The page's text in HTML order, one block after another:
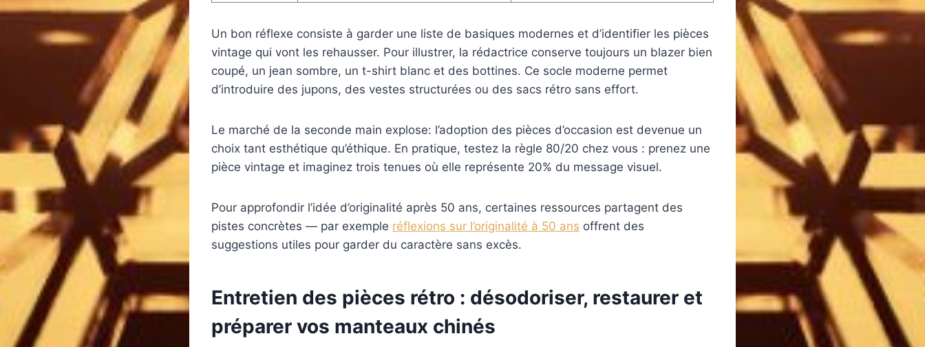
Un bon réflexe consiste à garder une liste de basiques modernes et d’identifier les pièces
vintage qui vont les rehausser. Pour illustrer, la rédactrice conserve toujours un blazer bien
coupé, un jean sombre, un t-shirt blanc et des bottines. Ce socle moderne permet
d’introduire des jupons, des vestes structurées ou des sacs rétro sans effort.
Le marché de la seconde main explose: l’adoption des pièces d’occasion est devenue un
choix tant esthétique qu’éthique. En pratique, testez la règle 80/20 chez vous : prenez une
pièce vintage et imaginez trois tenues où elle représente 20% du message visuel.
Pour approfondir l’idée d’originalité après 50 ans, certaines ressources partagent des
pistes concrètes — par exemple réflexions sur l’originalité à 50 ans offrent des
suggestions utiles pour garder du caractère sans excès.
Entretien des pièces rétro : désodoriser, restaurer et
préparer vos manteaux chinés